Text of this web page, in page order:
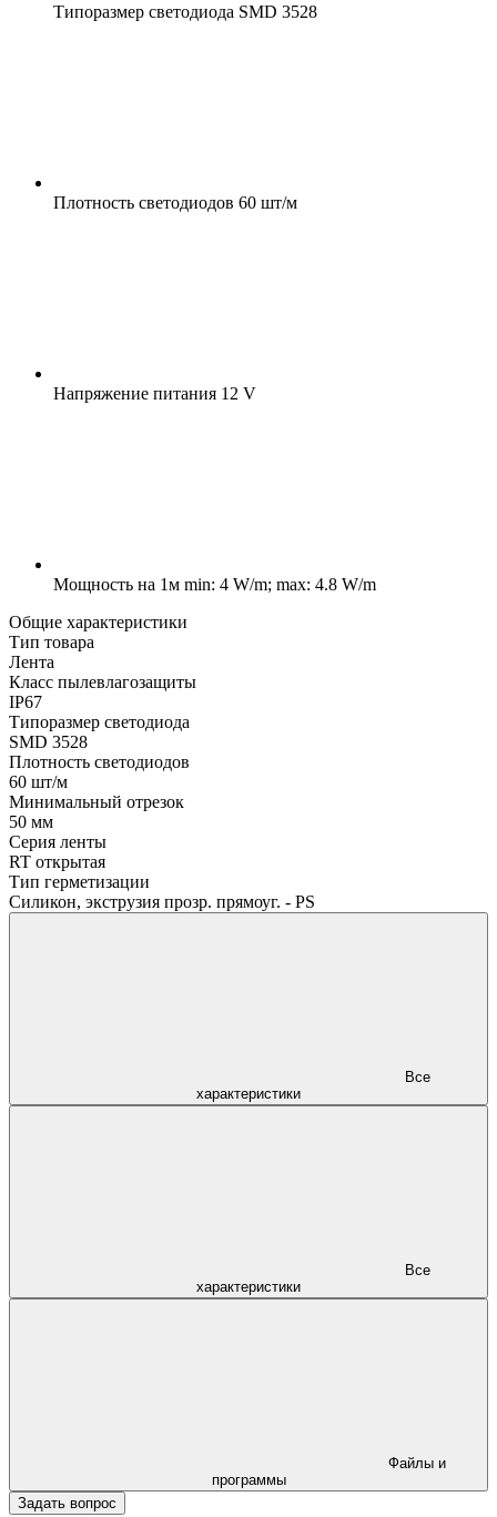
Типоразмер светодиода SMD 3528
Плотность светодиодов 60 шт/м
Напряжение питания 12 V
Мощность на 1м min: 4 W/m; max: 4.8 W/m
Общие характеристики
Тип товара
Лента
Класс пылевлагозащиты
IP67
Типоразмер светодиода
SMD 3528
Плотность светодиодов
60 шт/м
Минимальный отрезок
50 мм
Серия ленты
RT открытая
Тип герметизации
Силикон, экструзия прозр. прямоуг. - PS
характеристики
характеристики
программы
Задать вопрос